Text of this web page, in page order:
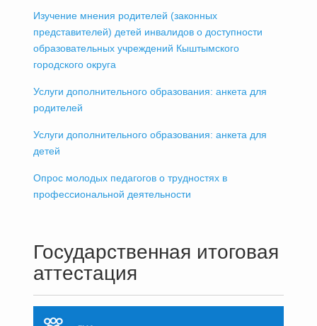
Изучение мнения родителей (законных
представителей) детей инвалидов о доступности
образовательных учреждений Кыштымского
городского округа
Услуги дополнительного образования: анкета для
родителей
Услуги дополнительного образования: анкета для
детей
Опрос молодых педагогов о трудностях в
профессиональной деятельности
Государственная итоговая
аттестация